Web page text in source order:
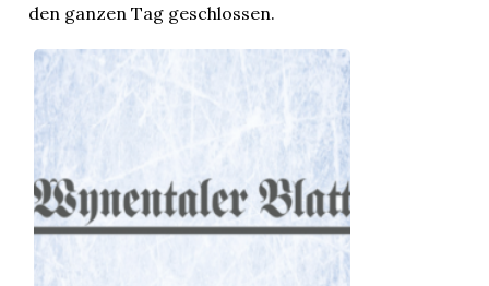
den ganzen Tag geschlossen.